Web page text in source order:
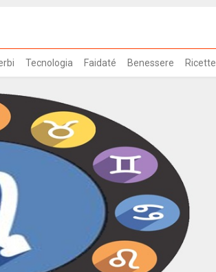
Tecnologia Faidaté Benessere Ricette